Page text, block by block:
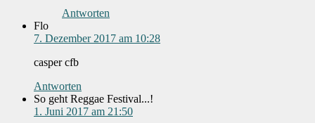
Antworten
Flo
7. Dezember 2017 am 10:28
casper cfb
Antworten
So geht Reggae Festival...!
1. Juni 2017 am 21:50